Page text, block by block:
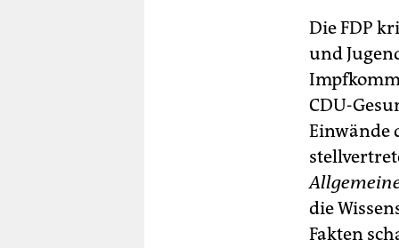
Die FDP
und
CDU-
Einwände
die
Fakten